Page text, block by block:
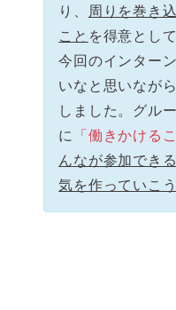
り、
周りを巻き
こと を得意とし
今回のインター
いなと思いなが
しました。グル
に 「働きかけるこ
んなが参加でき
気を作っていこ